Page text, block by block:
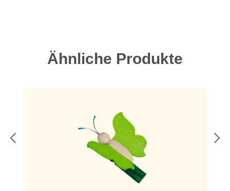
Produktgalerie überspringen
Ähnliche Produkte